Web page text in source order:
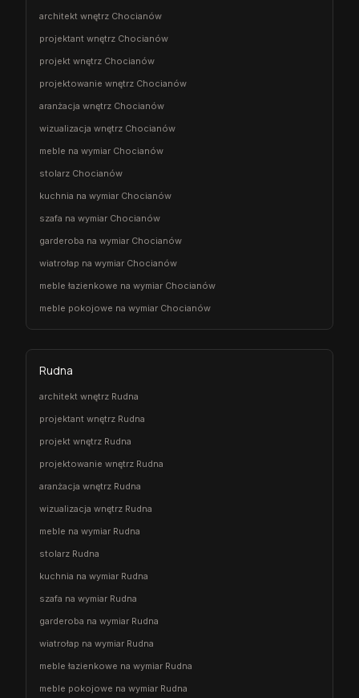
architekt wnętrz Chocianów
projektant wnętrz Chocianów
projekt wnętrz Chocianów
projektowanie wnętrz Chocianów
aranżacja wnętrz Chocianów
wizualizacja wnętrz Chocianów
meble na wymiar Chocianów
stolarz Chocianów
kuchnia na wymiar Chocianów
szafa na wymiar Chocianów
garderoba na wymiar Chocianów
wiatrołap na wymiar Chocianów
meble łazienkowe na wymiar Chocianów
meble pokojowe na wymiar Chocianów
Rudna
architekt wnętrz Rudna
projektant wnętrz Rudna
projekt wnętrz Rudna
projektowanie wnętrz Rudna
aranżacja wnętrz Rudna
wizualizacja wnętrz Rudna
meble na wymiar Rudna
stolarz Rudna
kuchnia na wymiar Rudna
szafa na wymiar Rudna
garderoba na wymiar Rudna
wiatrołap na wymiar Rudna
meble łazienkowe na wymiar Rudna
meble pokojowe na wymiar Rudna